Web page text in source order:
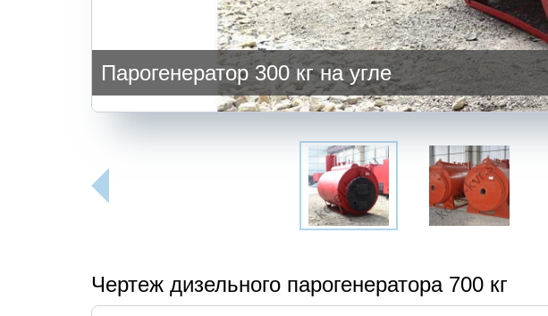
Парогенератор 300 кг на угле
Чертеж дизельного парогенератора 700 кг